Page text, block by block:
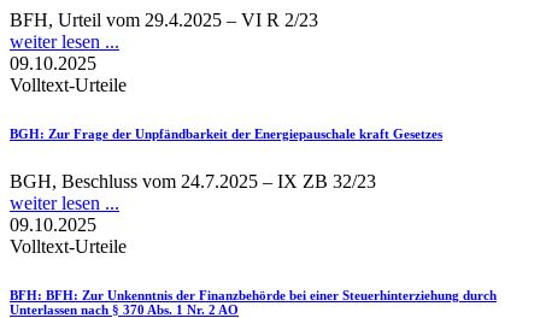
BFH, Urteil vom 29.4.2025 – VI R 2/23
weiter lesen ...
09.10.2025
Volltext-Urteile
BGH: Zur Frage der Unpfändbarkeit der Energiepauschale kraft Gesetzes
BGH, Beschluss vom 24.7.2025 – IX ZB 32/23
weiter lesen ...
09.10.2025
Volltext-Urteile
BFH: BFH: Zur Unkenntnis der Finanzbehörde bei einer Steuerhinterziehung durch
Unterlassen nach § 370 Abs. 1 Nr. 2 AO